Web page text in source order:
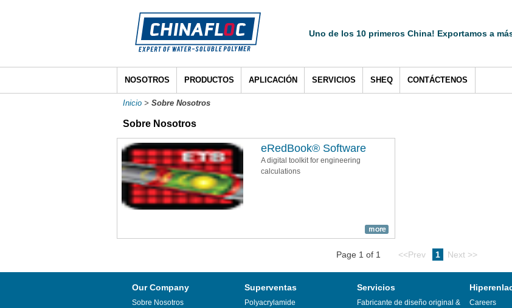
Uno de los 10 primeros China! Exportamos a
NOSOTROS PRODUCTOS APLICACIÓN SERVICIOS SHEQ CONTÁCTENOS
Inicio > Sobre Nosotros
Sobre Nosotros
eRedBook® Software
A digital toolkit for engineering
calculations
Page 1 of 1 <<Prev 1 Next >>
Our Company
Sobre Nosotros
Superventas
Polyacrylamide
Servicios
Fabricante de diseño original &
Careers